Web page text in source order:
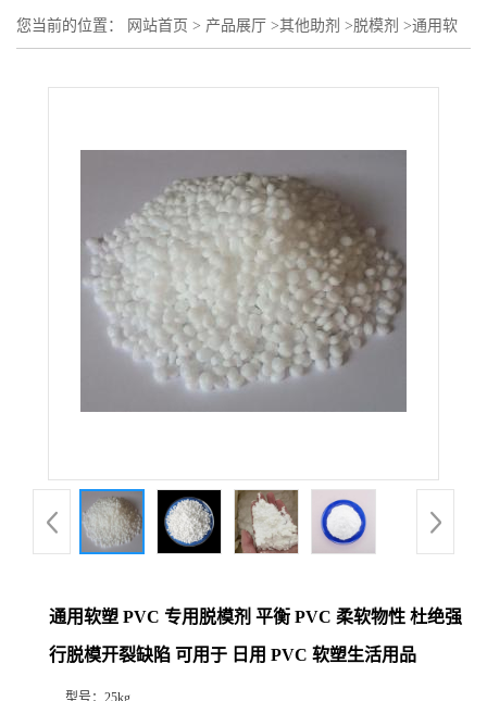
您当前的位置： 网站首页 > 产品展厅 >其他助剂 >脱模剂 >通用软
通用软塑 PVC 专用脱模剂 平衡 PVC 柔软物性 杜绝强
行脱模开裂缺陷 可用于 日用 PVC 软塑生活用品
型号： 25kg